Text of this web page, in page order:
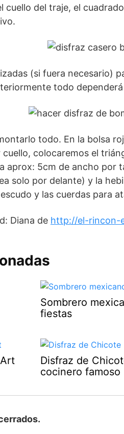
cuello del traje, el
(si fuera necesario)
todo
todo. En la bolsa
colocaremos el
aprox: 5cm de ancho por
solo por delante) y la
y las cuerdas para
Diana de http://el-rincon-
Sombrero
fiestas
Disfraz de
cocinero famoso